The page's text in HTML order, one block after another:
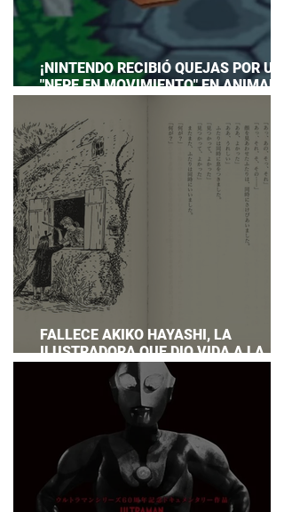
¡NINTENDO RECIBIÓ QUEJAS POR UN
"NEPE EN MOVIMIENTO" EN ANIMAL
PREPARAR UNA RESPUESTA OFICIAL!
FALLECE AKIKO HAYASHI, LA
ILUSTRADORA QUE DIO VIDA A LA
NOVELA ORIGINAL DE KIKI'S DELIVERY